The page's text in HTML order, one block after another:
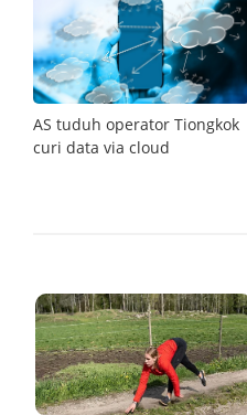
AS tuduh operator Tiongkok
curi data via cloud